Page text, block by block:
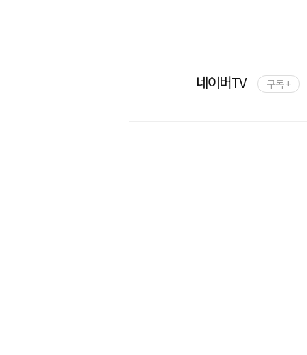
네이버TV 구독 +